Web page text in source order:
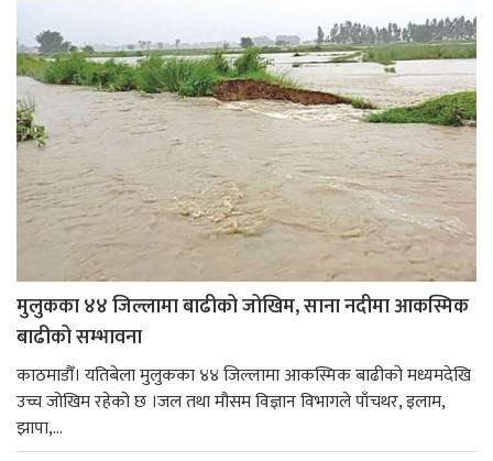
मुलुकका ४४ जिल्लामा बाढीको जोखिम, साना नदीमा आकस्मिक
बाढीको सम्भावना
काठमाडौँ। यतिबेला मुलुकका ४४ जिल्लामा आकस्मिक बाढीको मध्यमदेखि
उच्च जोखिम रहेको छ ।जल तथा मौसम विज्ञान विभागले पाँचथर, इलाम,
झापा,...